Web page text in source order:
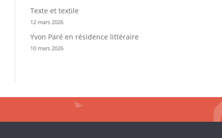
Texte et textile
12 mars 2026
Yvon Paré en résidence littéraire
10 mars 2026